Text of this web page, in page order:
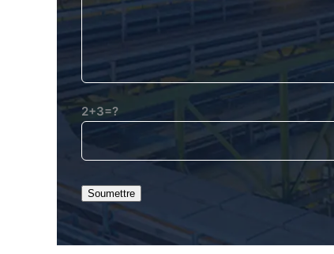
2+3=?